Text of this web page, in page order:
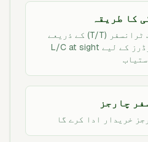
کا طریقہ
USD میں ٹیلیگرافک ٹرانسفر (T/T) کے ذریعے
ادائیگیاں؛ اہل آرڈرز کے لیے L/C at sight
چارجز
خریدار ادا کرے گا